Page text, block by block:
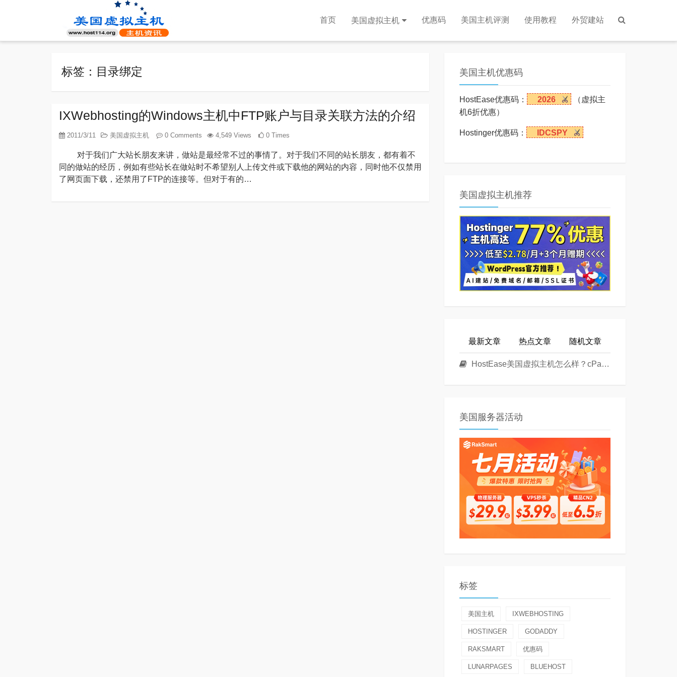
首页 美国虚拟主机 优惠码 美国主机评测 使用教程 外贸建站
标签：目录绑定
IXWebhosting的Windows主机中FTP账户与目录关联方法的介绍
2011/3/11 美国虚拟主机 0 Comments 4,549 Views 0 Times
对于我们广大站长朋友来讲，做站是最经常不过的事情了。对于我们不同的站长朋友，都有着不
同的做站的经历，例如有些站长在做站时不希望别人上传文件或下载他的网站的内容，同时他不仅禁用
了网页面下载，还禁用了FTP的连接等。但对于有的…
美国主机优惠码
HostEase优惠码： 2026
（虚拟主
机6折优惠）
Hostinger优惠码： IDCSPY
美国虚拟主机推荐
最新文章 热点文章 随机文章
HostEase美国虚拟主机怎么样？cPanel面板美国Linux主机方案介绍
美国服务器活动
标签
美国主机 IXWEBHOSTING
HOSTINGER GODADDY
RAKSMART 优惠码
LUNARPAGES BLUEHOST